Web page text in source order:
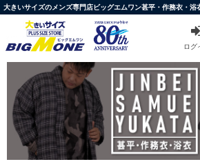
大きいサイズのメンズ専門店ビッグエムワン甚平・作務衣・浴
ログ